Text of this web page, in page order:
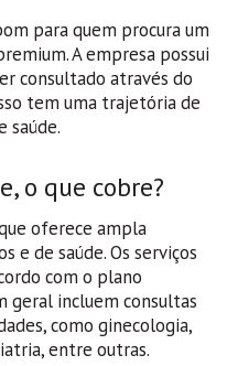
para quem procura um
A empresa possui
consultado através do
tem uma trajetória de
saúde.
o que cobre?
oferece ampla
e de saúde. Os serviços
com o plano
geral incluem consultas
como ginecologia,
entre outras.